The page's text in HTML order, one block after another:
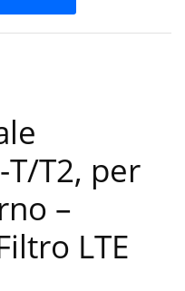
T2, per
–
LTE